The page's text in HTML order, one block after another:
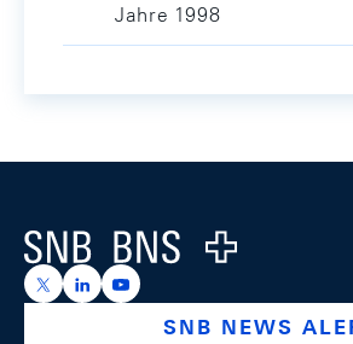
Jahre 1998
Logo
https://x.com/snb_bns
https://ch.linkedin.com/
https://
SNB NEWS